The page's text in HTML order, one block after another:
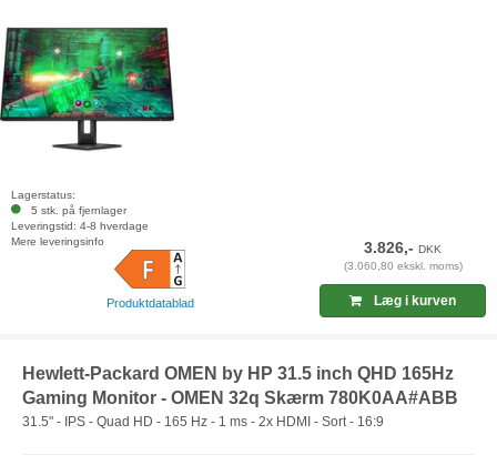
Lagerstatus:
5 stk. på fjernlager
Leveringstid: 4-8 hverdage
Mere leveringsinfo
Produktdatablad
3.826,-DKK
(3.060,80 ekskl. moms)
Læg i kurven
Hewlett-Packard OMEN by HP 31.5 inch QHD 165Hz
Gaming Monitor - OMEN 32q Skærm 780K0AA#ABB
31.5" - IPS - Quad HD - 165 Hz - 1 ms - 2x HDMI - Sort - 16:9